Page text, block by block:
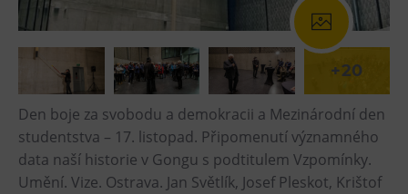
+20
Den boje za svobodu a demokracii a Mezinárodní den
studentstva – 17. listopad. Připomenutí významného
data naší historie v Gongu s podtitulem Vzpomínky.
Umění. Vize. Ostrava. Jan Světlík, Josef Pleskot, Krištof